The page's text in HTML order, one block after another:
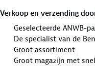
Verkoop en verzending
Geselecteerde ANWB-
De specialist van de
Groot assortiment
Groot magazijn met